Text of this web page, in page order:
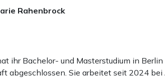
Rahenbrock
ihr Bachelor- und Masterstudium in Berlin
abgeschlossen. Sie arbeitet seit 2024 bei